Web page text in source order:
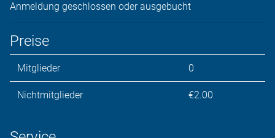
Anmeldung geschlossen oder ausgebucht
Preise
Mitglieder 0
Nichtmitglieder €2.00